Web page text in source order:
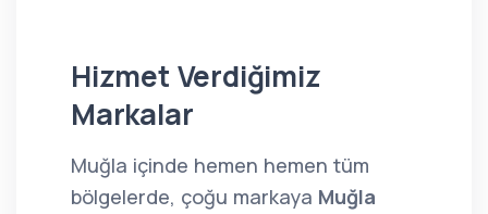
Hizmet Verdiğimiz
Markalar
Muğla içinde hemen hemen tüm
bölgelerde, çoğu markaya Muğla